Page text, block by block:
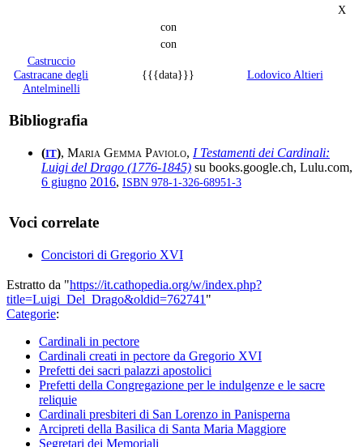
X
con
con
Castruccio
Castracane degli
Antelminelli
{{{data}}} Lodovico Altieri
Bibliografia
(IT), Maria Gemma Paviolo, I Testamenti dei Cardinali:
Luigi del Drago (1776-1845) su books.google.ch, Lulu.com,
6 giugno 2016, ISBN 978-1-326-68951-3
Voci correlate
Concistori di Gregorio XVI
Estratto da "https://it.cathopedia.org/w/index.php?
title=Luigi_Del_Drago&oldid=762741 "
Categorie:
Cardinali in pectore
Cardinali creati in pectore da Gregorio XVI
Prefetti dei sacri palazzi apostolici
Prefetti della Congregazione per le indulgenze e le sacre
reliquie
Cardinali presbiteri di San Lorenzo in Panisperna
Arcipreti della Basilica di Santa Maria Maggiore
Segretari dei Memoriali